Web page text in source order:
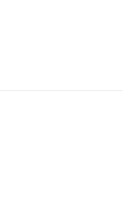
неделе моды,
столице с 26 сентября
заявок. Примерно
дизайнеры,
представлены в…
новинки на Euro
Lihuang Footwear
году и расположенная в
является
компанией,